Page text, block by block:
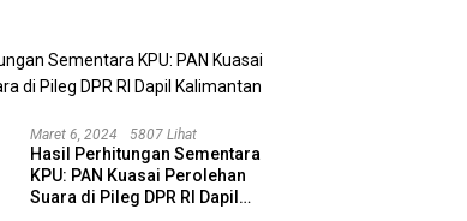
Maret 6, 2024 5807 Lihat
Hasil Perhitungan Sementara
KPU: PAN Kuasai Perolehan
Suara di Pileg DPR RI Dapil